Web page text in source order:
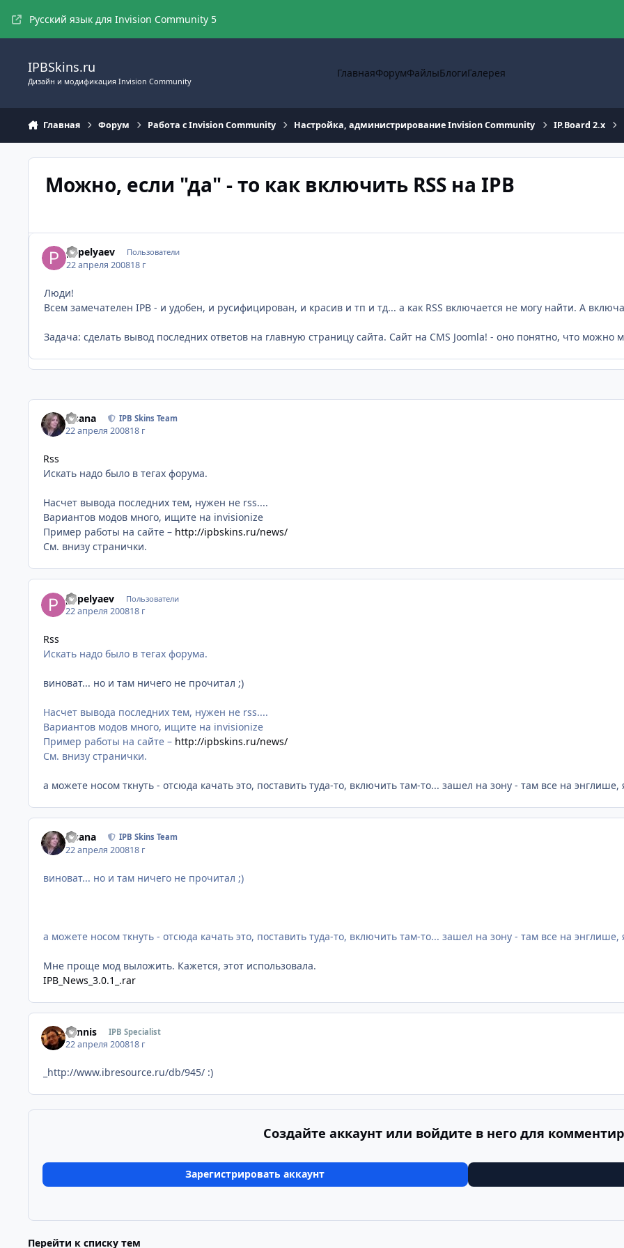
Русский язык для Invision Community 5
IPBSkins.ru
Дизайн и модификация Invision Community
ГлавнаяФорумФайлыБлогиГалерея
Главная Форум Работа с Invision Community Настройка, администрирование Invision Community IP.Board 2.x
Можно, если "да" - то как включить RSS на IPB
pepelyaev Пользователи
22 апреля 200818 г
Люди!
Всем замечателен IPB - и удобен, и русифицирован, и красив и тп и тд... а как RSS включается не могу найти. А
Задача: сделать вывод последних ответов на главную страницу сайта. Сайт на CMS Joomla! - оно понятно, что можно
Fisana IPB Skins Team
22 апреля 200818 г
Rss
Искать надо было в тегах форума.
Насчет вывода последних тем, нужен не rss....
Вариантов модов много, ищите на invisionize
Пример работы на сайте – http://ipbskins.ru/news/
См. внизу странички.
pepelyaev Пользователи
22 апреля 200818 г
Rss
Искать надо было в тегах форума.
виноват... но и там ничего не прочитал ;)
Насчет вывода последних тем, нужен не rss....
Вариантов модов много, ищите на invisionize
Пример работы на сайте – http://ipbskins.ru/news/
См. внизу странички.
а можете носом ткнуть - отсюда качать это, поставить туда-то, включить там-то... зашел на зону - там все на
Fisana IPB Skins Team
22 апреля 200818 г
виноват... но и там ничего не прочитал ;)
а можете носом ткнуть - отсюда качать это, поставить туда-то, включить там-то... зашел на зону - там все на
Мне проще мод выложить. Кажется, этот использовала.
IPB_News_3.0.1_.rar
Sannis IPB Specialist
22 апреля 200818 г
_http://www.ibresource.ru/db/945/ :)
Создайте аккаунт или войдите в него для
Зарегистрировать аккаунт
Перейти к списку тем